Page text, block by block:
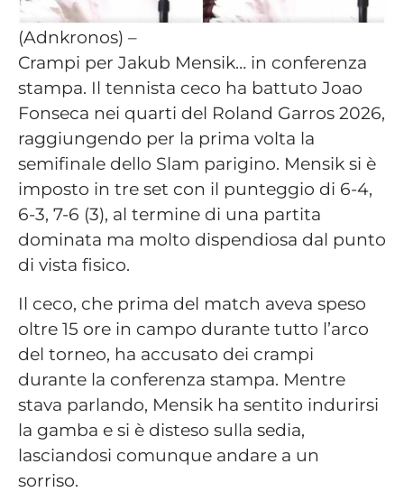
(Adnkronos) –
Crampi per Jakub Mensik… in conferenza
stampa. Il tennista ceco ha battuto Joao
Fonseca nei quarti del Roland Garros 2026,
raggiungendo per la prima volta la
semifinale dello Slam parigino. Mensik si è
imposto in tre set con il punteggio di 6-4,
6-3, 7-6 (3), al termine di una partita
dominata ma molto dispendiosa dal punto
di vista fisico.
Il ceco, che prima del match aveva speso
oltre 15 ore in campo durante tutto l’arco
del torneo, ha accusato dei crampi
durante la conferenza stampa. Mentre
stava parlando, Mensik ha sentito indurirsi
la gamba e si è disteso sulla sedia,
lasciandosi comunque andare a un
sorriso.